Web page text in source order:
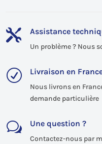
 Assistance
Un problème ? Nous
R Livraison en
Nous livrons en
demande particulière
w Une question ?
Contactez-nous par